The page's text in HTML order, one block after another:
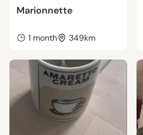
Marionnette
1 month 349km